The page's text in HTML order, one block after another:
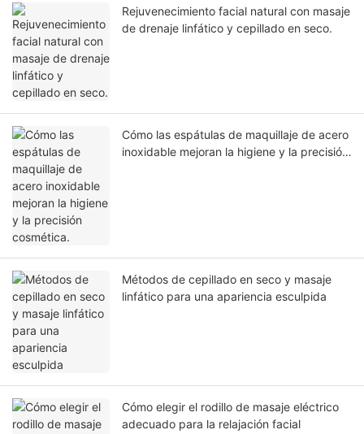
Rejuvenecimiento facial natural con masaje
de drenaje linfático y cepillado en seco.
Cómo las espátulas de maquillaje de acero
inoxidable mejoran la higiene y la precisión
Métodos de cepillado en seco y masaje
linfático para una apariencia esculpida
Cómo elegir el rodillo de masaje eléctrico
adecuado para la relajación facial